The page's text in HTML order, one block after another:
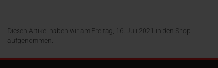
Diesen Artikel haben wir am Freitag, 16. Juli 2021 in den Shop
aufgenommen.